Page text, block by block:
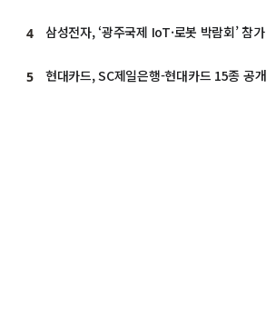
4 삼성전자, ‘광주국제 IoT·로봇 박람회’ 참가
5 현대카드, SC제일은행-현대카드 15종 공개